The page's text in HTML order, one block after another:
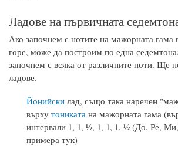
Ладове на първичната
Ако започнем с нотите на мажорната гама
горе, може да построим по една
започнем с всяка от различните ноти. Ще
ладове.
Йонийски лад, също така наречен
върху тониката на мажорната гама
интервали 1, 1, ½, 1, 1, 1, ½ (До, Ре,
примера тук)